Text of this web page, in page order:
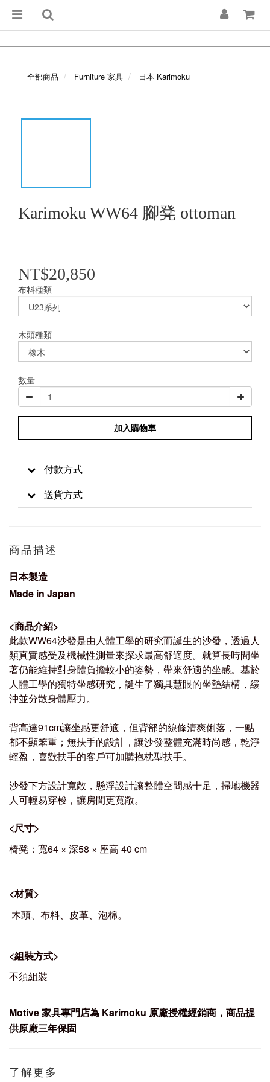
全部商品 Furniture 家具 日本 Karimoku
Karimoku WW64 腳凳 ottoman
NT$20,850
布料種類
木頭種類
數量
加入購物車
付款方式
送貨方式
商品描述
日本製造
Made in Japan
<商品介紹>
此款WW64沙發是由人體工學的研究而誕生的沙發，透過人
類真實感受及機械性測量來探求最高舒適度。就算長時間坐
著仍能維持對身體負擔較小的姿勢，帶來舒適的坐感。 基於
人體工學的獨特坐感研究，誕生了獨具慧眼的坐墊結構，緩
沖並分散身體壓力。
背高達91cm讓坐感更舒適，但背部的線條清爽俐落， 一點
都不顯笨重； 無扶手的設計，讓沙發整體充滿時尚感，乾淨
輕盈 ，喜歡扶手的客戶可加購抱枕型扶手。
沙發下方設計寬敞，懸浮設計讓整體空間感十足，掃地機器
人可輕易穿梭，讓房間更寬敞。
<尺寸>
椅凳：寬64 × 深58 × 座高 40 cm
<材質>
木頭、布料、皮革、泡棉。
<組裝方式>
不須組裝
Motive家具專門店為 Karimoku 原廠授權經銷商，商品提
供原廠三年保固
了解更多